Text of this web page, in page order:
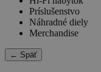
Príslušenstvo
Náhradné diely
Merchandise
← Späť